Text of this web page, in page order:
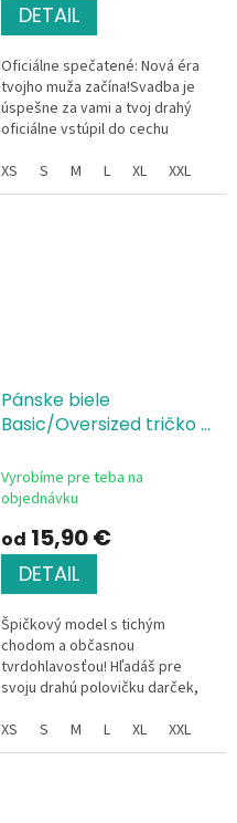
146 152
DETAIL
Oficiálne spečatené: Nová éra
tvojho muža začína!Svadba je
úspešne za vami a tvoj drahý
oficiálne vstúpil do cechu
darček na svadobnú cestu,
prvé...
XS S M L XL XXL
Pánske biele
Basic/Oversized tričko s
produktu-manžel
Vyrobíme pre teba na
objednávku
od 15,90 €
DETAIL
Špičkový model s tichým
chodom a občasnou
tvrdohlavosťou! Hľadáš pre
svoju drahú polovičku darček,
stopercentne osobný? Tričko
"Hodnotenie...
XS S M L XL XXL